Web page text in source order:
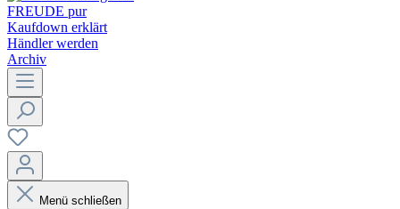
FREUDE pur
Kaufdown erklärt
Händler werden
Archiv
Menü schließen